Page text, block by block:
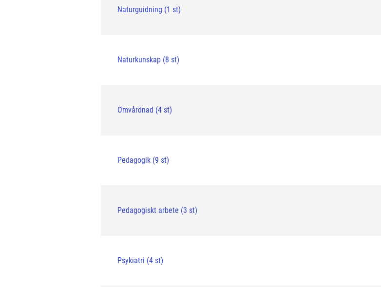
Naturguidning (1 st)
Naturkunskap (8 st)
Omvårdnad (4 st)
Pedagogik (9 st)
Pedagogiskt arbete (3 st)
Psykiatri (4 st)